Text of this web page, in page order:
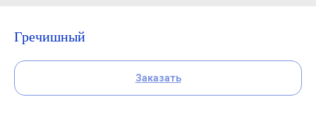
Гречишный
Заказать